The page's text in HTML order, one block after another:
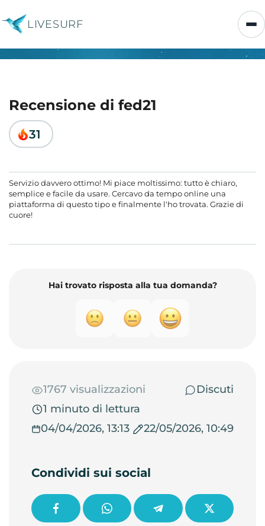
LIVESURF
Recensione di fed21
31
Servizio davvero ottimo! Mi piace moltissimo: tutto è chiaro,
semplice e facile da usare. Cercavo da tempo online una
piattaforma di questo tipo e finalmente l'ho trovata. Grazie di
cuore!
Hai trovato risposta alla tua domanda?
1767 visualizzazioni
Discuti
1 minuto di lettura
04/04/2026, 13:13
22/05/2026, 10:49
Condividi sui social